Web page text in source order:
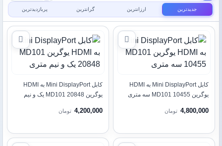
جدیدترین ارزانترین گرانترین پربازدیدترین
کابل Mini DisplayPort به HDMI
یوگرین MD101 10455 سه متری
4,800,000 تومان
کابل Mini DisplayPort به HDMI
یوگرین MD101 20848 یک و نیم
4,200,000 تومان